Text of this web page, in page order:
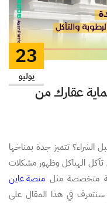
عقارك من
تتميز جدة بمناخها
تآكل الهياكل وظهور مشكلات
متخصصة مثل منصة عاين
في هذا المقال على
23
يوليو